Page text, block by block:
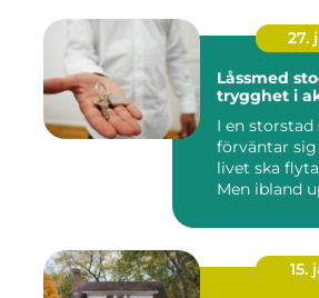
27.
Låssmed
trygghet i
I en
förväntar
livet ska
Men ibland
15.